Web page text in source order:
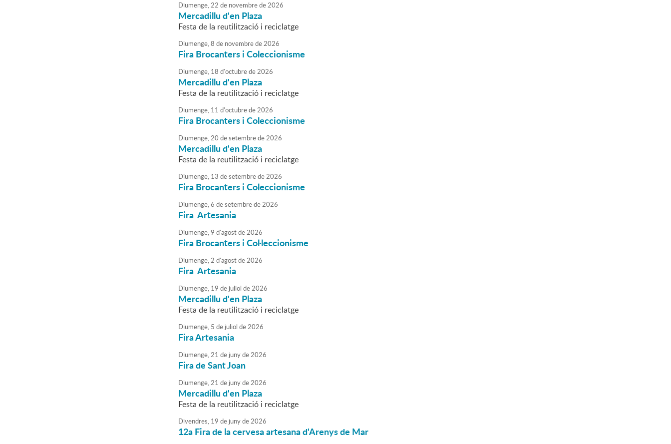
Diumenge,22 de novembrede2026
Mercadillu d'en Plaza
Festa de la reutilització i reciclatge
Diumenge,8 de novembrede2026
Fira Brocanters i Coleccionisme
Diumenge, 18 d'octubrede2026
Mercadillu d'en Plaza
Festa de la reutilització i reciclatge
Diumenge, 11 d'octubrede2026
Fira Brocanters i Coleccionisme
Diumenge,20 desetembrede2026
Mercadillu d'en Plaza
Festa de la reutilització i reciclatge
Diumenge, 13 desetembrede2026
Fira Brocanters i Coleccionisme
Diumenge,6 desetembrede2026
Fira Artesania
Diumenge,9 d'agostde2026
Fira Brocanters i Col·leccionisme
Diumenge,2 d'agostde2026
Fira Artesania
Diumenge, 19 de juliol de2026
Mercadillu d'en Plaza
Festa de la reutilització i reciclatge
Diumenge, 5 de juliol de2026
Fira Artesania
Diumenge,21 de junyde2026
Fira de Sant Joan
Diumenge,21 de junyde2026
Mercadillu d'en Plaza
Festa de la reutilització i reciclatge
Divendres, 19 de junyde2026
12a Fira de la cervesa artesana d'Arenys de Mar